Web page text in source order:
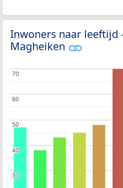
Inwoners naar leeftijd
Magheiken
30
30
40
40
50
50
60
60
70
70